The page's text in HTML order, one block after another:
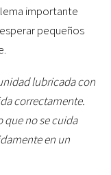
importante
pequeños
lubricada con
correctamente.
que no se cuida
en un